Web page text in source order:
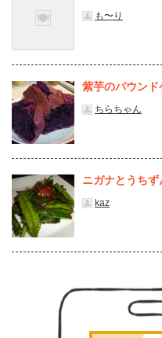
も〜り
紫芋のパウンド
ちらちゃん
ニガナとうち
kaz